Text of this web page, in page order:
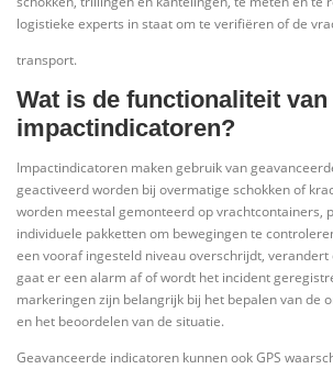
logistieke experts in staat om te verifiëren of de
transport.
Wat is de functionaliteit van
impactindicatoren?
Impactindicatoren maken gebruik van
geactiveerd worden bij overmatige schokken of
worden meestal gemonteerd op vrachtcontainers,
individuele pakketten om bewegingen te
een vooraf ingesteld niveau overschrijdt, verandert
gaat er een alarm af of wordt het incident
markeringen zijn belangrijk bij het bepalen van de
en het beoordelen van de situatie.
Geavanceerde indicatoren kunnen ook GPS